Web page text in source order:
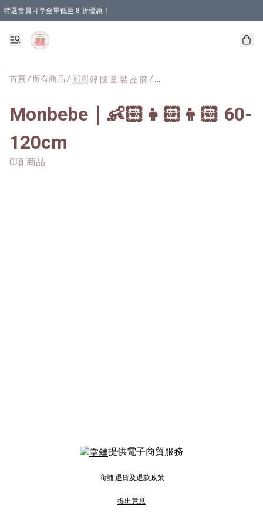
特選會員可享全單低至 8 折優惠！
首頁/ 所有商品 /🇰🇷 韓 國 童 裝 品 牌 /
Monbebe｜👶🏻👧🏻👦🏻 60-
120cm
0項 商品
提供電子商貿服務
商舖 退貨及退款政策
提出意見